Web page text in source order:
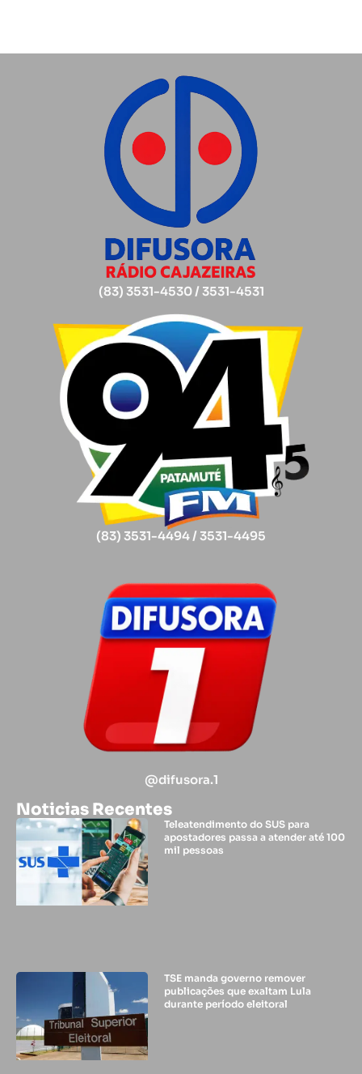
(83) 3531-4530 / 3531-4531
(83) 3531-4494 / 3531-4495
@difusora.1
Noticias Recentes
Teleatendimento do SUS para
apostadores passa a atender até 100
mil pessoas
TSE manda governo remover
publicações que exaltam Lula
durante período eleitoral